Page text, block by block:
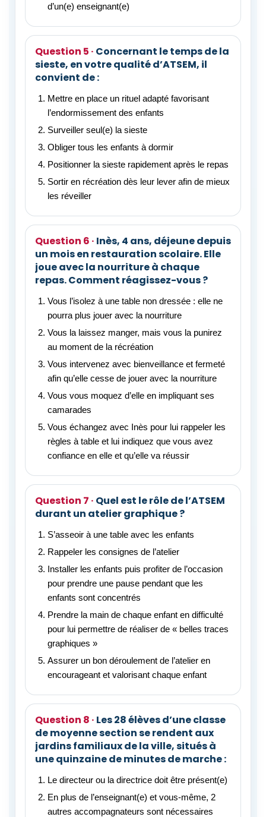
d’un(e) enseignant(e)
Concernant le temps de la
sieste, en votre qualité d’ATSEM, il
convient de :
Mettre en place un rituel adapté favorisant
l’endormissement des enfants
Surveiller seul(e) la sieste
Obliger tous les enfants à dormir
Positionner la sieste rapidement après le repas
Sortir en récréation dès leur lever afin de mieux
les réveiller
Inès, 4 ans, déjeune depuis
un mois en restauration scolaire. Elle
joue avec la nourriture à chaque
repas. Comment réagissez-vous ?
Vous l’isolez à une table non dressée : elle ne
pourra plus jouer avec la nourriture
Vous la laissez manger, mais vous la punirez
au moment de la récréation
Vous intervenez avec bienveillance et fermeté
afin qu’elle cesse de jouer avec la nourriture
Vous vous moquez d’elle en impliquant ses
camarades
Vous échangez avec Inès pour lui rappeler les
règles à table et lui indiquez que vous avez
confiance en elle et qu’elle va réussir
Quel est le rôle de l’ATSEM
durant un atelier graphique ?
S’asseoir à une table avec les enfants
Rappeler les consignes de l’atelier
Installer les enfants puis profiter de l’occasion
pour prendre une pause pendant que les
enfants sont concentrés
Prendre la main de chaque enfant en difficulté
pour lui permettre de réaliser de « belles traces
graphiques »
Assurer un bon déroulement de l’atelier en
encourageant et valorisant chaque enfant
Les 28 élèves d’une classe
de moyenne section se rendent aux
jardins familiaux de la ville, situés à
une quinzaine de minutes de marche :
Le directeur ou la directrice doit être présent(e)
En plus de l’enseignant(e) et vous-même, 2
autres accompagnateurs sont nécessaires